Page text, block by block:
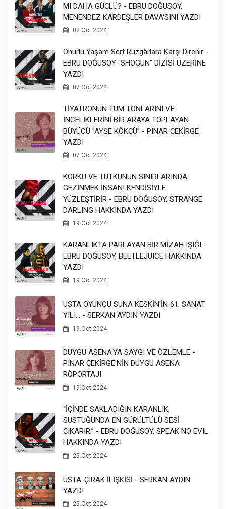
MI DAHA GÜÇLÜ? - EBRU DOĞUSOY,
MENENDEZ KARDEŞLER DAVA'SINI YAZDI
02.Oct.2024
Onurlu Yaşam Sert Rüzgârlara Karşı Direnir -
EBRU DOĞUSOY "SHOGUN" DİZİSİ ÜZERİNE
YAZDI
07.Oct.2024
TİYATRONUN TÜM TONLARINI VE
İNCELİKLERİNİ BİR ARAYA TOPLAYAN
BÜYÜCÜ "AYŞE KÖKÇÜ" - PINAR ÇEKİRGE
YAZDI
07.Oct.2024
KORKU VE TUTKUNUN SINIRLARINDA
GEZİNMEK İNSANI KENDİSİYLE
YÜZLEŞTİRİR - EBRU DOĞUSOY, STRANGE
DARLING HAKKINDA YAZDI
19.Oct.2024
KARANLIKTA PARLAYAN BİR MİZAH IŞIĞI -
EBRU DOĞUSOY, BEETLEJUICE HAKKINDA
YAZDI
19.Oct.2024
USTA OYUNCU SUNA KESKİN'İN 61. SANAT
YILI... - SERKAN AYDIN YAZDI
19.Oct.2024
DUYGU ASENA'YA SAYGI VE ÖZLEMLE -
PINAR ÇEKİRGE'NİN DUYGU ASENA
RÖPORTAJI
19.Oct.2024
“İÇİNDE SAKLADIĞIN KARANLIK,
SUSTUĞUNDA EN GÜRÜLTÜLÜ SESİ
ÇIKARIR.” - EBRU DOĞUSOY, SPEAK NO EVIL
HAKKINDA YAZDI
25.Oct.2024
USTA-ÇIRAK İLİŞKİSİ - SERKAN AYDIN
YAZDI
25.Oct.2024